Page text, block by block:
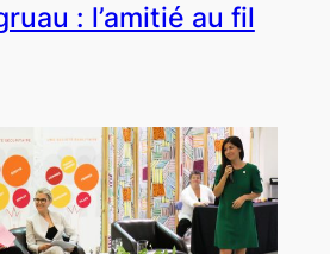
: l’amitié au fil